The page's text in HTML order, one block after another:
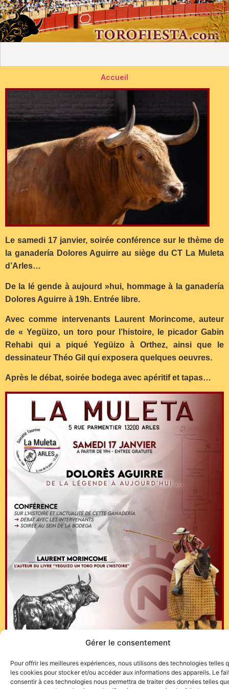
Gérer le consentement
Pour offrir les meilleures expériences, nous utilisons des technologies telles
les cookies pour stocker et/ou accéder aux informations des appareils. Le
consentir à ces technologies nous permettra de traiter des données telles
Accueil
Le samedi 17 janvier, soirée conférence sur le thème de
la ganadería Dolores Aguirre au siège du CT La Muleta
d’Arles…
De la lé gende à aujourd »hui, hommage à la ganadería
Dolores Aguirre à 19h. Entrée libre.
Avec comme intervenants Laurent Morincome, auteur
de « Yegüizo, un toro pour l’histoire, le picador Gabin
Rehabi qui a piqué Yegüizo à Orthez, ainsi que le
dessinateur Théo Gil qui exposera quelques oeuvres.
Après le débat, soirée bodega avec apéritif et tapas…